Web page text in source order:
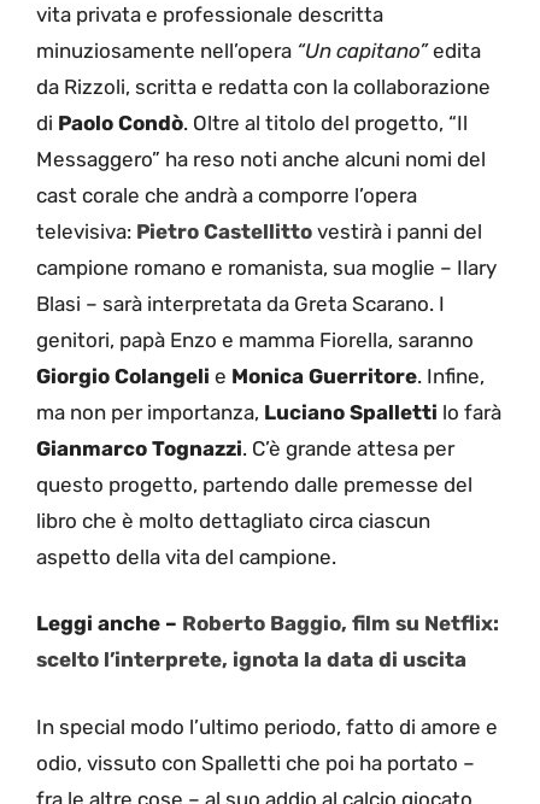
vita privata e professionale descritta
minuziosamente nell’opera “Un capitano”edita
da Rizzoli, scritta e redatta con la collaborazione
di Paolo Condò. Oltre al titolo del progetto, “Il
Messaggero” ha reso noti anche alcuni nomi del
cast corale che andrà a comporre l’opera
televisiva: Pietro Castellitto vestirà i panni del
campione romano e romanista, sua moglie – Ilary
Blasi – sarà interpretata da Greta Scarano. I
genitori, papà Enzo e mamma Fiorella, saranno
Giorgio Colangeli e Monica Guerritore. Infine,
ma non per importanza, Luciano Spalletti lo farà
Gianmarco Tognazzi. C’è grande attesa per
questo progetto, partendo dalle premesse del
libro che è molto dettagliato circa ciascun
aspetto della vita del campione.
Leggi anche – Roberto Baggio, film su Netflix:
scelto l’interprete, ignota la data di uscita
In special modo l’ultimo periodo, fatto di amore e
odio, vissuto con Spalletti che poi ha portato –
fra le altre cose – al suo addio al calcio giocato.